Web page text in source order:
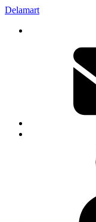
Delamart